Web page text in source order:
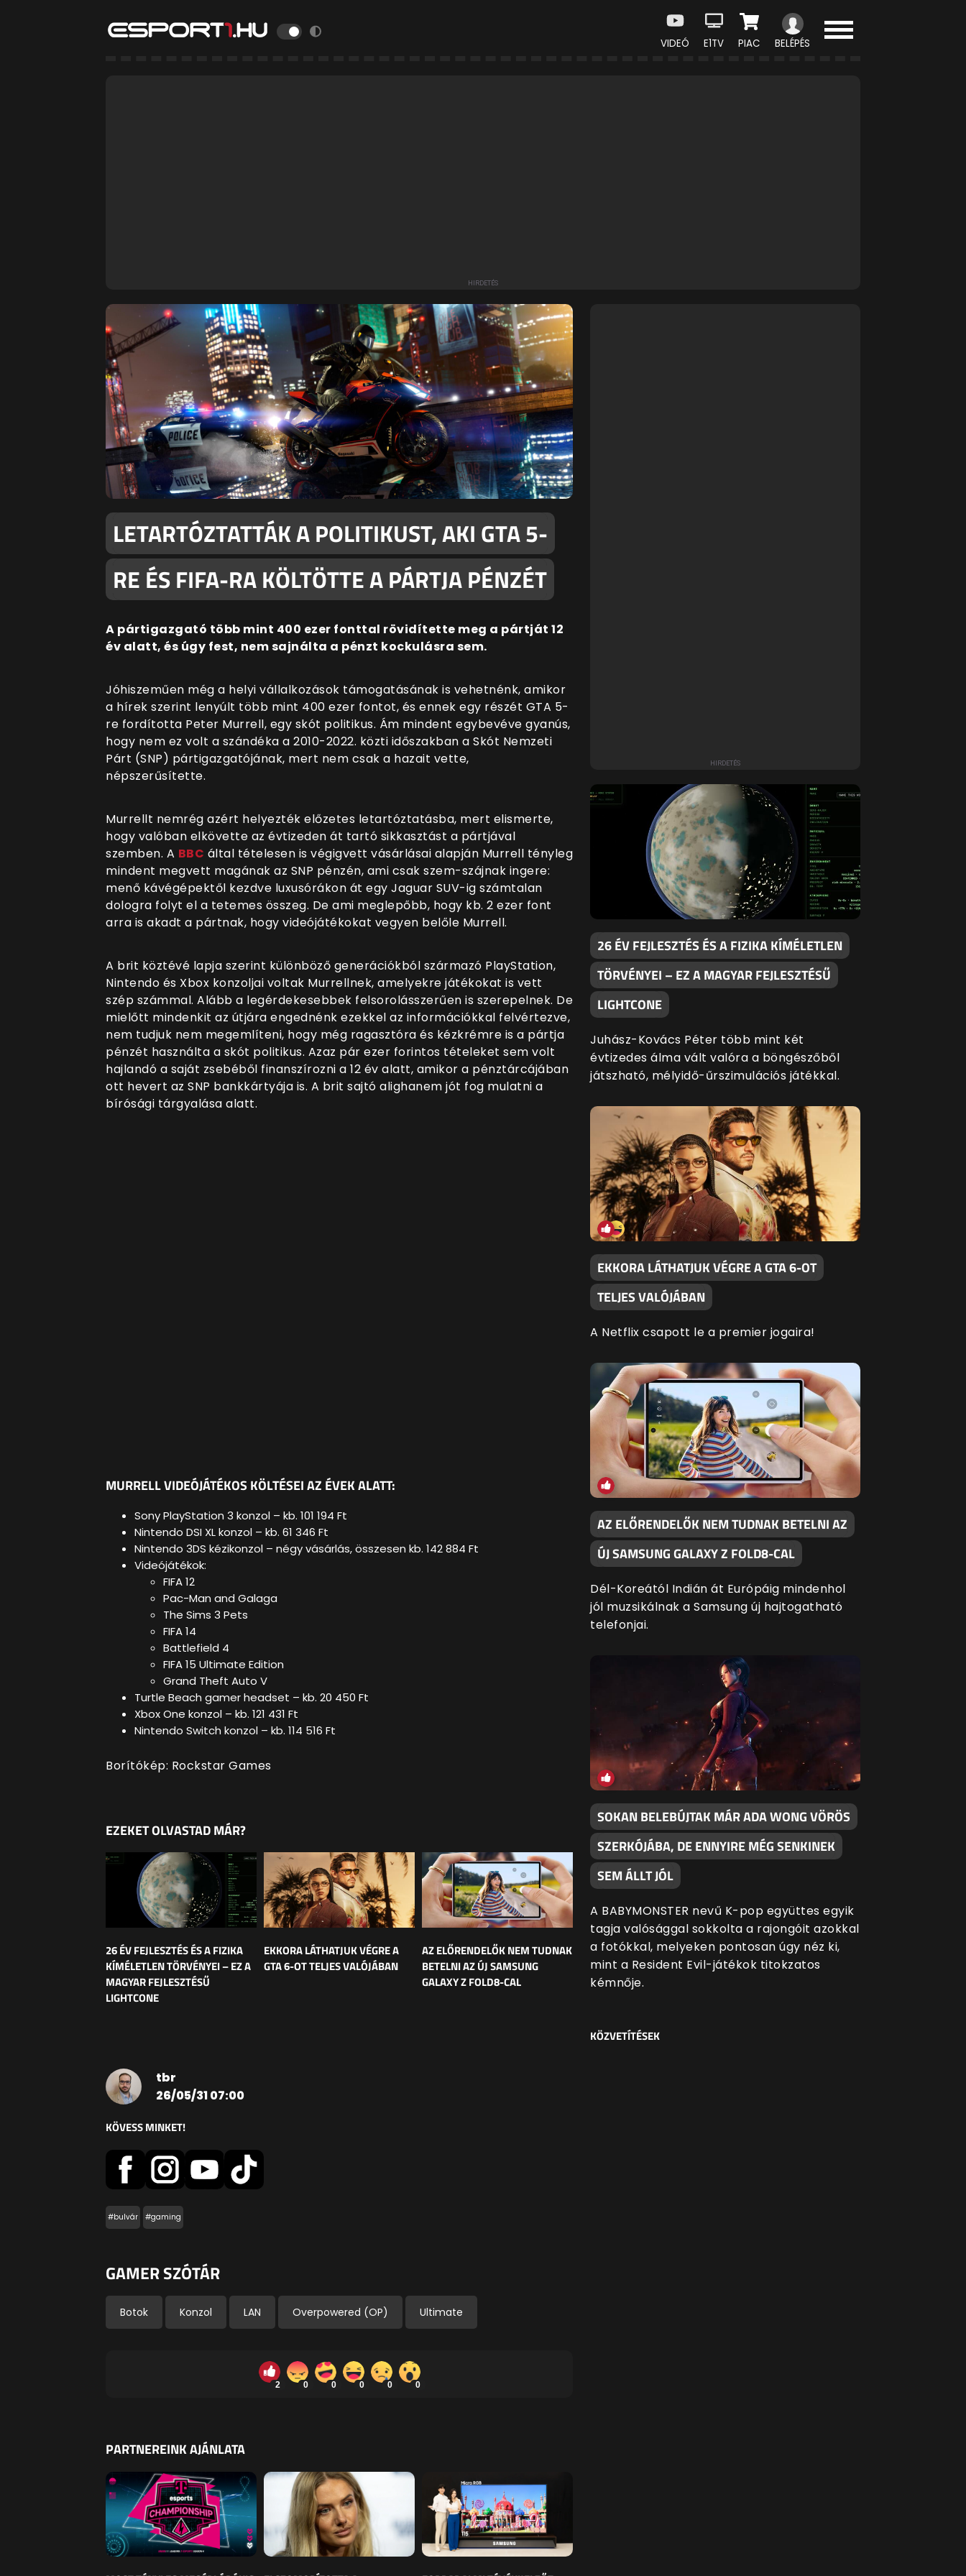
VIDEÓ E1TV PIAC BELÉPÉS
LETARTÓZTATTÁK A POLITIKUST, AKI GTA 5-
RE ÉS FIFA-RA KÖLTÖTTE A PÁRTJA PÉNZÉT
A pártigazgató több mint 400 ezer fonttal rövidítette meg a pártját 12
év alatt, és úgy fest, nem sajnálta a pénzt kockulásra sem.
Jóhiszeműen még a helyi vállalkozások támogatásának is vehetnénk, amikor
a hírek szerint lenyúlt több mint 400 ezer fontot, és ennek egy részét GTA 5-
re fordította Peter Murrell, egy skót politikus. Ám mindent egybevéve gyanús,
hogy nem ez volt a szándéka a 2010-2022. közti időszakban a Skót Nemzeti
Párt (SNP) pártigazgatójának, mert nem csak a hazait vette,
népszerűsítette.
Murrellt nemrég azért helyezték előzetes letartóztatásba, mert elismerte,
hogy valóban elkövette az évtizeden át tartó sikkasztást a pártjával
szemben. A BBC által tételesen is végigvett vásárlásai alapján Murrell tényleg
mindent megvett magának az SNP pénzén, ami csak szem-szájnak ingere:
menő kávégépektől kezdve luxusórákon át egy Jaguar SUV-ig számtalan
dologra folyt el a tetemes összeg. De ami meglepőbb, hogy kb. 2 ezer font
arra is akadt a pártnak, hogy videójátékokat vegyen belőle Murrell.
A brit köztévé lapja szerint különböző generációkból származó PlayStation,
Nintendo és Xbox konzoljai voltak Murrellnek, amelyekre játékokat is vett
szép számmal. Alább a legérdekesebbek felsorolásszerűen is szerepelnek. De
mielőtt mindenkit az útjára engednénk ezekkel az információkkal felvértezve,
nem tudjuk nem megemlíteni, hogy még ragasztóra és kézkrémre is a pártja
pénzét használta a skót politikus. Azaz pár ezer forintos tételeket sem volt
hajlandó a saját zsebéből finanszírozni a 12 év alatt, amikor a pénztárcájában
ott hevert az SNP bankkártyája is. A brit sajtó alighanem jót fog mulatni a
bírósági tárgyalása alatt.
MURRELL VIDEÓJÁTÉKOS KÖLTÉSEI AZ ÉVEK ALATT:
Sony PlayStation 3 konzol – kb. 101 194 Ft
Nintendo DSI XL konzol – kb. 61 346 Ft
Nintendo 3DS kézikonzol – négy vásárlás, összesen kb. 142 884 Ft
Videójátékok:
FIFA 12
Pac-Man and Galaga
The Sims 3 Pets
FIFA 14
Battlefield 4
FIFA 15 Ultimate Edition
Grand Theft Auto V
Turtle Beach gamer headset – kb. 20 450 Ft
Xbox One konzol – kb. 121 431 Ft
Nintendo Switch konzol – kb. 114 516 Ft
Borítókép: Rockstar Games
EZEKET OLVASTAD MÁR?
26 ÉV FEJLESZTÉS ÉS A FIZIKA
KÍMÉLETLEN TÖRVÉNYEI – EZ A
MAGYAR FEJLESZTÉSŰ
LIGHTCONE
EKKORA LÁTHATJUK VÉGRE A
GTA 6-OT TELJES VALÓJÁBAN
AZ ELŐRENDELŐK NEM TUDNAK
BETELNI AZ ÚJ SAMSUNG
GALAXY Z FOLD8-CAL
tbr
26/05/31 07:00
KÖVESS MINKET!
#bulvár #gaming
GAMER SZÓTÁR
Botok Konzol LAN Overpowered (OP) Ultimate
2 0 0 0 0 0
PARTNEREINK AJÁNLATA
26 ÉV FEJLESZTÉS ÉS A FIZIKA KÍMÉLETLEN
TÖRVÉNYEI – EZ A MAGYAR FEJLESZTÉSŰ
LIGHTCONE
Juhász-Kovács Péter több mint két
évtizedes álma vált valóra a böngészőből
játszható, mélyidő-űrszimulációs játékkal.
EKKORA LÁTHATJUK VÉGRE A GTA 6-OT
TELJES VALÓJÁBAN
A Netflix csapott le a premier jogaira!
AZ ELŐRENDELŐK NEM TUDNAK BETELNI AZ
ÚJ SAMSUNG GALAXY Z FOLD8-CAL
Dél-Koreától Indián át Európáig mindenhol
jól muzsikálnak a Samsung új hajtogatható
telefonjai.
SOKAN BELEBÚJTAK MÁR ADA WONG VÖRÖS
SZERKÓJÁBA, DE ENNYIRE MÉG SENKINEK
SEM ÁLLT JÓL
A BABYMONSTER nevű K-pop együttes egyik
tagja valósággal sokkolta a rajongóit azokkal
a fotókkal, melyeken pontosan úgy néz ki,
mint a Resident Evil-játékok titokzatos
kémnője.
KÖZVETÍTÉSEK